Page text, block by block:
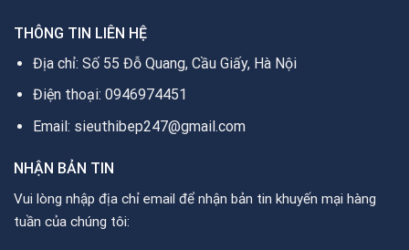
THÔNG TIN LIÊN HỆ
Địa chỉ: Số 55 Đỗ Quang, Cầu Giấy, Hà Nội
Điện thoại: 0946974451
Email: sieuthibep247@gmail.com
NHẬN BẢN TIN
Vui lòng nhập địa chỉ email để nhận bản tin khuyến mại hàng
tuần của chúng tôi: